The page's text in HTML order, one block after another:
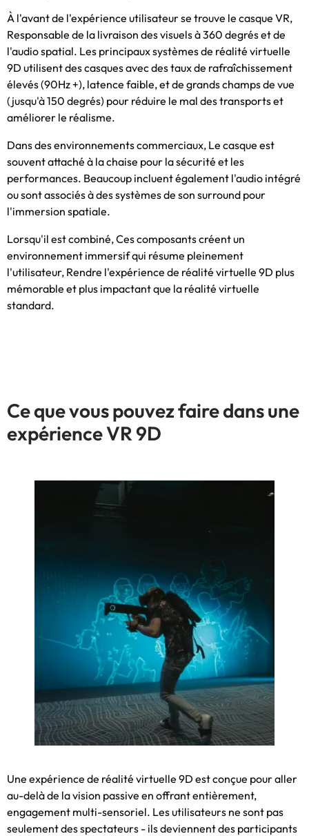
À l'avant de l'expérience utilisateur se trouve le casque VR,
Responsable de la livraison des visuels à 360 degrés et de
l'audio spatial. Les principaux systèmes de réalité virtuelle
9D utilisent des casques avec des taux de rafraîchissement
élevés (90Hz +), latence faible, et de grands champs de vue
(jusqu'à 150 degrés) pour réduire le mal des transports et
améliorer le réalisme.
Dans des environnements commerciaux, Le casque est
souvent attaché à la chaise pour la sécurité et les
performances. Beaucoup incluent également l'audio intégré
ou sont associés à des systèmes de son surround pour
l'immersion spatiale.
Lorsqu'il est combiné, Ces composants créent un
environnement immersif qui résume pleinement
l'utilisateur, Rendre l'expérience de réalité virtuelle 9D plus
mémorable et plus impactant que la réalité virtuelle
standard.
Ce que vous pouvez faire dans une
expérience VR 9D
Une expérience de réalité virtuelle 9D est conçue pour aller
au-delà de la vision passive en offrant entièrement,
engagement multi-sensoriel. Les utilisateurs ne sont pas
seulement des spectateurs - ils deviennent des participants